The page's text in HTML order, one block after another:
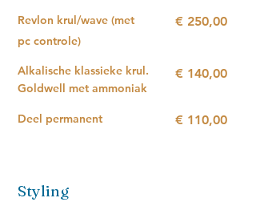
Revlon krul/wave (met
pc controle)
€ 250,00
Alkalische klassieke krul.
Goldwell met ammoniak
€ 140,00
Deel permanent € 110,00
Styling